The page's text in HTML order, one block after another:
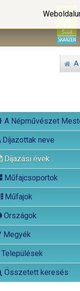
A
A Népművészet
Díjazottak neve
Díjazási évek
Műfajcsoportok
Műfajok
Országok
Megyék
Települések
Összetett keresés